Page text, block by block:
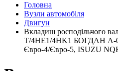
Головна
Вузли автомобіля
Двигун
Вкладиш росподільчого
T/4HE1/4HK1 БОГДАН А-
Євро-4/Євро-5, ISUZU